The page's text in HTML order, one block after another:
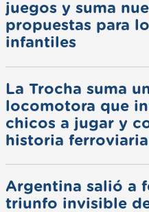
juegos y suma
propuestas para
infantiles
La Trocha suma
locomotora que
chicos a jugar y
historia ferroviaria
Argentina salió a
triunfo invisible